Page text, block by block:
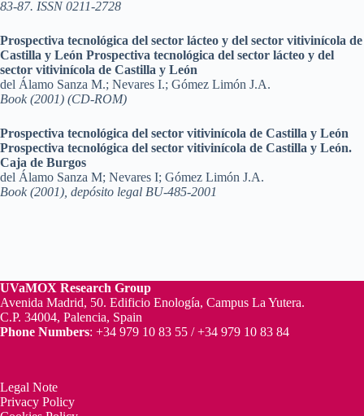
83-87. ISSN 0211-2728
Prospectiva tecnológica del sector lácteo y del sector vitivinícola de
Castilla y León Prospectiva tecnológica del sector lácteo y del
sector vitivinícola de Castilla y León
del Álamo Sanza M.; Nevares I.; Gómez Limón J.A.
Book (2001) (CD-ROM)
Prospectiva tecnológica del sector vitivinícola de Castilla y León
Prospectiva tecnológica del sector vitivinícola de Castilla y León.
Caja de Burgos
del Álamo Sanza M; Nevares I; Gómez Limón J.A.
Book (2001), depósito legal BU-485-2001
UVaMOX Research Group
Avenida Madrid, 50. Edificio Enología, Campus La Yutera.
C.P. 34004, Palencia, Spain
Phone Numbers: +34 979 10 83 55 / +34 979 10 83 84
Legal Note
Privacy Policy